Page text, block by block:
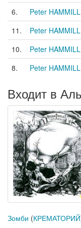
6.
Peter HAMMILL
11.
Peter HAMMILL
10.
Peter HAMMILL
8.
Peter HAMMILL
Входит в
Зомби (КРЕМАТОРИЙ